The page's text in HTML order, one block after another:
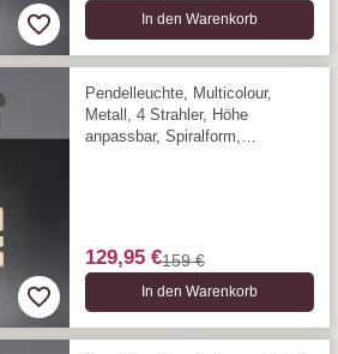
In den Warenkorb
Pendelleuchte, Multicolour,
Metall, 4 Strahler, Höhe
anpassbar, Spiralform,
129,95 €159 €
In den Warenkorb